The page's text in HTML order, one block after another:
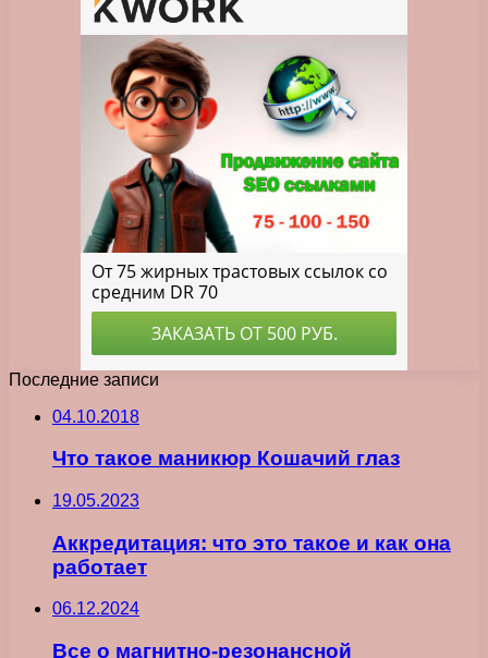
Последние записи
04.10.2018
Что такое маникюр Кошачий глаз
19.05.2023
Аккредитация: что это такое и как она
работает
06.12.2024
Все о магнитно-резонансной